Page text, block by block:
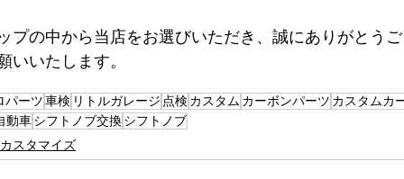
プの中から当店をお選びいただき、誠にありがとうご
いいたします。
パーツ車検 リトルガレージ 点検 カスタム カーボンパーツ カスタムカ
動車シフトノブ交換シフトノブ
カスタマイズ